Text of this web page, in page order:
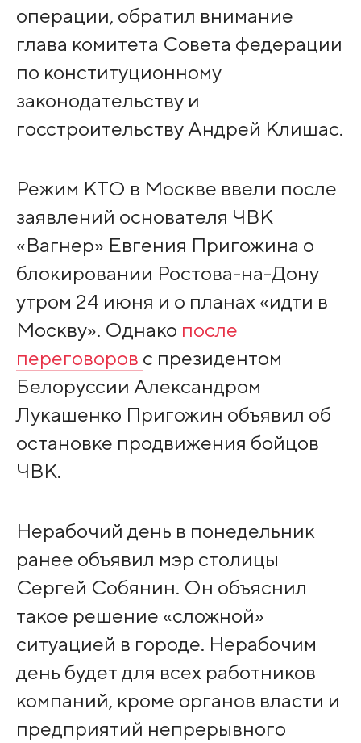
операции, обратил внимание
глава комитета Совета федерации
по конституционному
законодательству и
госстроительству Андрей Клишас.
Режим КТО в Москве ввели после
заявлений основателя ЧВК
«Вагнер» Евгения Пригожина о
блокировании Ростова-на-Дону
утром 24 июня и о планах «идти в
Москву». Однако после
переговоров с президентом
Белоруссии Александром
Лукашенко Пригожин объявил об
остановке продвижения бойцов
ЧВК.
Нерабочий день в понедельник
ранее объявил мэр столицы
Сергей Собянин. Он объяснил
такое решение «сложной»
ситуацией в городе. Нерабочим
день будет для всех работников
компаний, кроме органов власти и
предприятий непрерывного